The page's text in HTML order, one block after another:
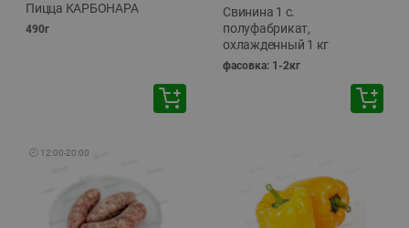
Пицца КАРБОНАРА
490г
Свинина 1 с.
полуфабрикат,
охлажденный 1 кг
фасовка: 1-2кг
🕘 12:00-20:00